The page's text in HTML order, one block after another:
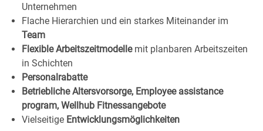
Unternehmen
Flache Hierarchien und ein starkes Miteinander im
Team
Flexible Arbeitszeitmodelle mit planbaren Arbeitszeiten
in Schichten
Personalrabatte
Betriebliche Altersvorsorge, Employee assistance
program, Wellhub Fitnessangebote
Vielseitige Entwicklungsmöglichkeiten